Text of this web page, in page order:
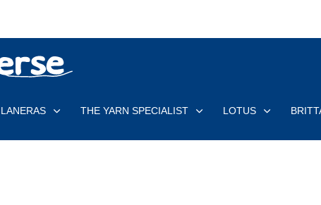
LANERAS THE YARN SPECIALIST LOTUS